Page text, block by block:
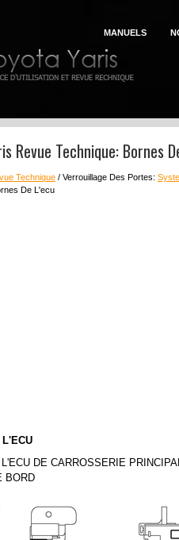
MANUELS
Revue Technique: Bornes
Technique / Verrouillage Des Portes:
De L'ecu
L'ECU
DE CARROSSERIE
BORD